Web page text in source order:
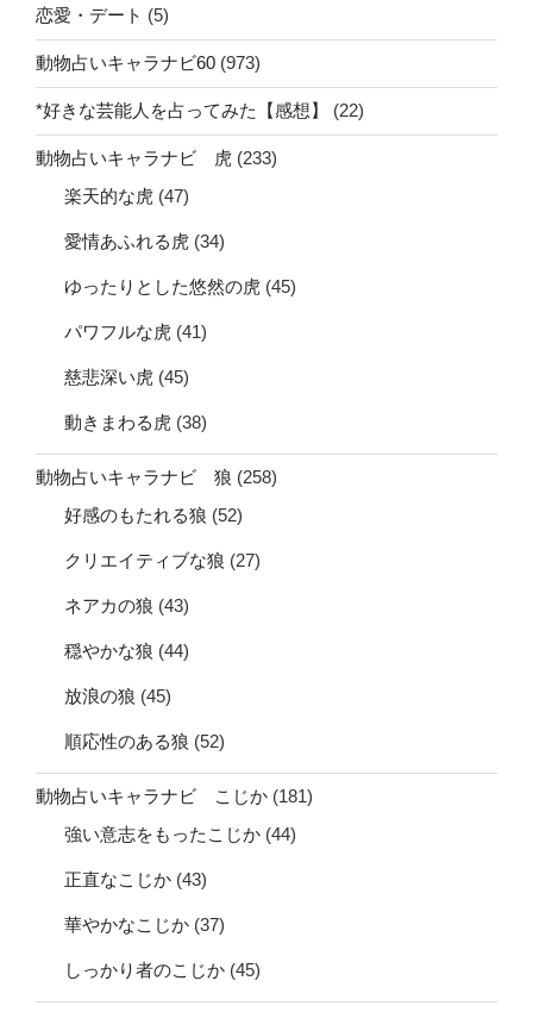
恋愛・デート (5)
動物占いキャラナビ60 (973)
*好きな芸能人を占ってみた【感想】 (22)
動物占いキャラナビ 虎 (233)
楽天的な虎 (47)
愛情あふれる虎 (34)
ゆったりとした悠然の虎 (45)
パワフルな虎 (41)
慈悲深い虎 (45)
動きまわる虎 (38)
動物占いキャラナビ 狼 (258)
好感のもたれる狼 (52)
クリエイティブな狼 (27)
ネアカの狼 (43)
穏やかな狼 (44)
放浪の狼 (45)
順応性のある狼 (52)
動物占いキャラナビ こじか (181)
強い意志をもったこじか (44)
正直なこじか (43)
華やかなこじか (37)
しっかり者のこじか (45)